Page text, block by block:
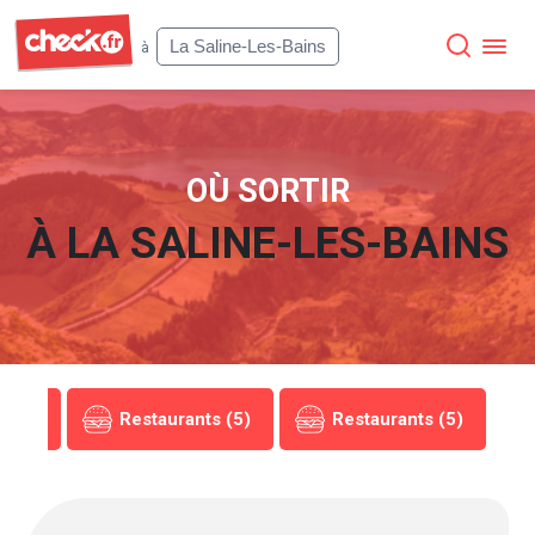
à
La Saline-Les-Bains
OÙ SORTIR
À LA SALINE-LES-BAINS
Restaurants (5) Restaurants (5)